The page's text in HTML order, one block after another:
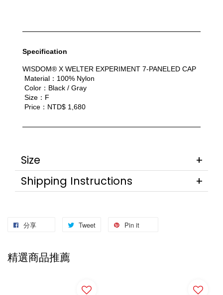
Specification
WISDOM® X WELTER EXPERIMENT 7-PANELED CAP
Material：100% Nylon
Color：Black / Gray
Size：F
Price：NTD$ 1,680
Size
Shipping Instructions
分享 Tweet Pin it
精選商品推薦